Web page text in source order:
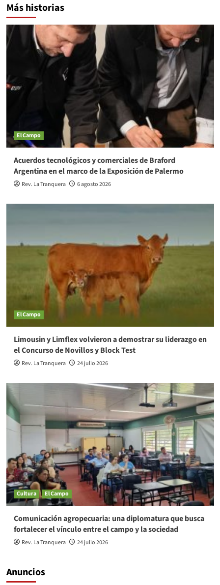
Más historias
El Campo
Acuerdos tecnológicos y comerciales de Braford
Argentina en el marco de la Exposición de Palermo
Rev. La Tranquera 6 agosto 2026
El Campo
Limousin y Limflex volvieron a demostrar su liderazgo en
el Concurso de Novillos y Block Test
Rev. La Tranquera 24 julio 2026
Cultura El Campo
Comunicación agropecuaria: una diplomatura que busca
fortalecer el vínculo entre el campo y la sociedad
Rev. La Tranquera 24 julio 2026
Anuncios